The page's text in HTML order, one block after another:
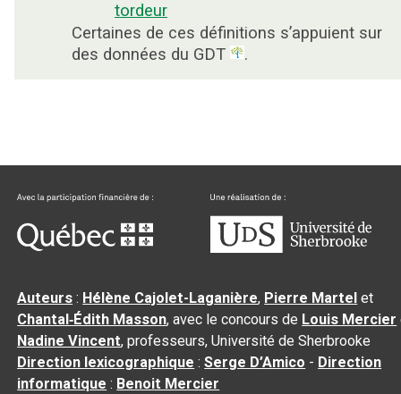
tordeur
Certaines de ces définitions s’appuient sur
des données du GDT
.
Auteurs : Hélène Cajolet-Laganière, Pierre Martel et
Chantal‑Édith Masson, avec le concours de Louis Mercier
Nadine Vincent, professeurs, Université de Sherbrooke
Direction lexicographique :Serge D’Amico - Direction
informatique : Benoit Mercier